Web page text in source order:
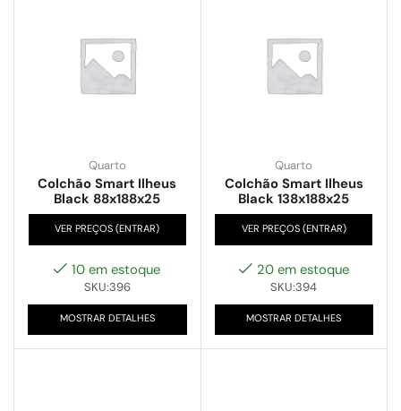
Quarto
Colchão Smart Ilheus
Black 88x188x25
VER PREÇOS (ENTRAR)
10 em estoque
SKU:396
MOSTRAR DETALHES
Quarto
Colchão Smart Ilheus
Black 138x188x25
VER PREÇOS (ENTRAR)
20 em estoque
SKU:394
MOSTRAR DETALHES